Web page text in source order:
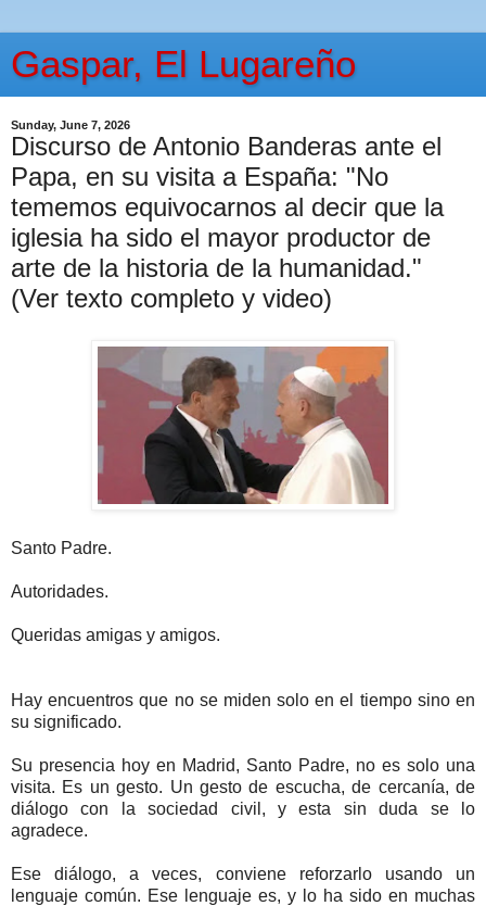
Gaspar, El Lugareño
Sunday, June 7, 2026
Discurso de Antonio Banderas ante el
Papa, en su visita a España: "No
tememos equivocarnos al decir que la
iglesia ha sido el mayor productor de
arte de la historia de la humanidad."
(Ver texto completo y video)
Santo Padre.
Autoridades.
Queridas amigas y amigos.
Hay encuentros que no se miden solo en el tiempo sino en
su significado.
Su presencia hoy en Madrid, Santo Padre, no es solo una
visita. Es un gesto. Un gesto de escucha, de cercanía, de
diálogo con la sociedad civil, y esta sin duda se lo
agradece.
Ese diálogo, a veces, conviene reforzarlo usando un
lenguaje común. Ese lenguaje es, y lo ha sido en muchas